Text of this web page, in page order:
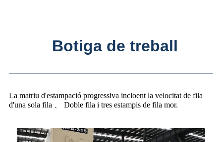
Botiga de treball
La matriu d'estampació progressiva incloent la velocitat de fila
d'una sola fila 、 Doble fila i tres estampis de fila mor.